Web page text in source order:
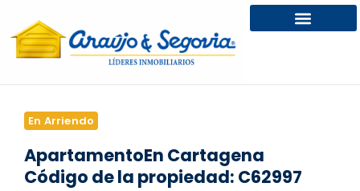
En Arriendo
ApartamentoEn Cartagena
Código de la propiedad: C62997